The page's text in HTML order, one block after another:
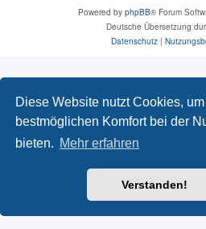
Diese Website nutzt Cookies,
bestmöglichen Komfort bei der
bieten. Mehr erfahren
Verstanden!
Powered by phpBB® Forum
Deutsche Übersetzung
Datenschutz|